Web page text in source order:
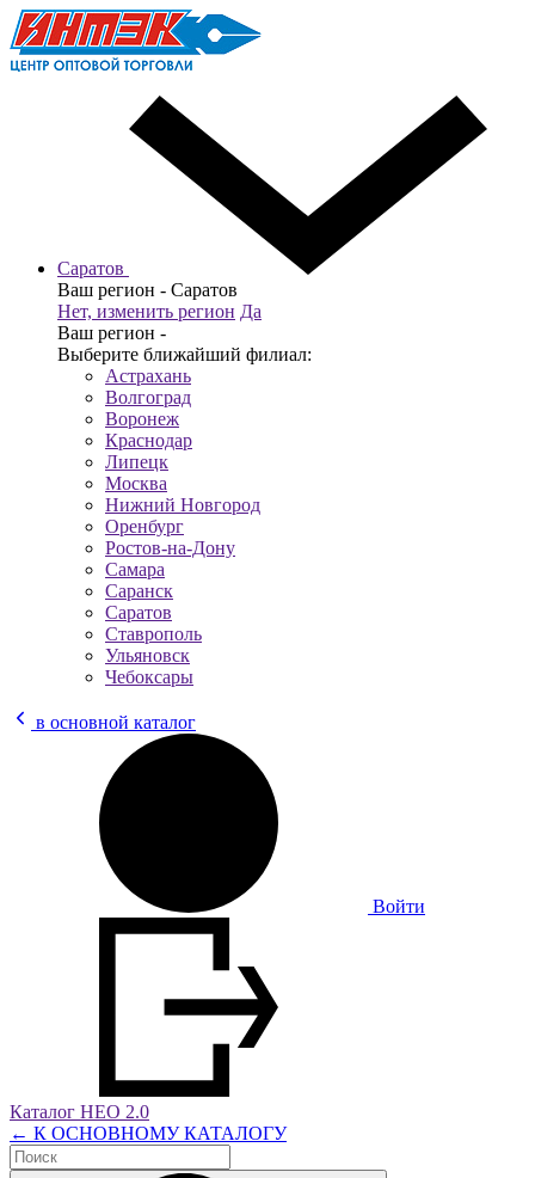
Саратов
Ваш регион - Саратов
Нет, изменить регион Да
Ваш регион -
Выберите ближайший филиал:
Астрахань
Волгоград
Воронеж
Краснодар
Липецк
Москва
Нижний Новгород
Оренбург
Ростов-на-Дону
Самара
Саранск
Саратов
Ставрополь
Ульяновск
Чебоксары
в основной каталог
Войти
Каталог НЕО 2.0
← К ОСНОВНОМУ КАТАЛОГУ